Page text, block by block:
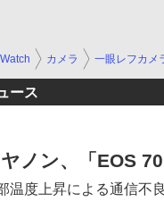
カメラ 一眼レフカメ
ース
ノン、「EOS
温度上昇による通信不